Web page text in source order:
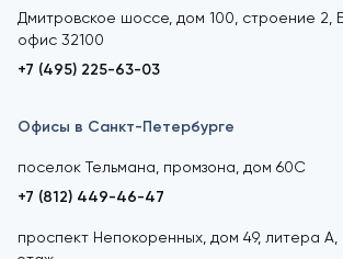
Дмитровское шоссе, дом 100, строение 2,
офис 32100
+7 (495) 225-63-03
Офисы в Санкт-Петербурге
поселок Тельмана, промзона, дом 60С
+7 (812) 449-46-47
проспект Непокоренных, дом 49, литера